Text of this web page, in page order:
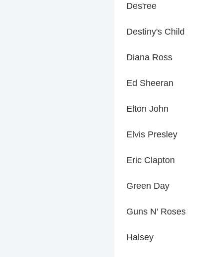
Des'ree
Destiny's Child
Diana Ross
Ed Sheeran
Elton John
Elvis Presley
Eric Clapton
Green Day
Guns N' Roses
Halsey